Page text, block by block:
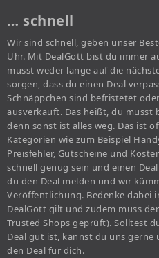
… schnell
Wir sind schnell, geben unser
Uhr. Mit DealGott bist du immer
musst weder lange auf die
sorgen, dass du einen Deal
Schnäppchen sind befristetet
ausverkauft. Das heißt, du musst
denn sonst ist alles weg. Das ist
Kategorien wie zum Beispiel
Preisfehler, Gutscheine und
schnell genug sein und einen
du den Deal melden und wir
Veröffentlichung. Bedenke dabei
DealGott gilt und zudem muss
Trusted Shops geprüft). Solltest
Deal gut ist, kannst du uns
den Deal für dich.